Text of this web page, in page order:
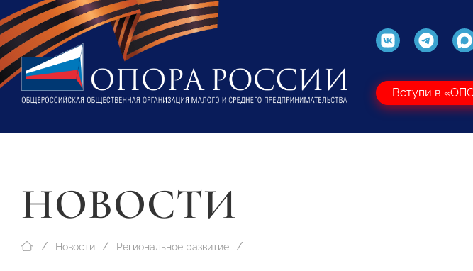
Вступи в
НОВОСТИ
Новости Региональное развитие